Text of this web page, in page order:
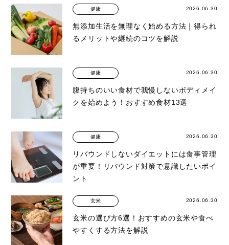
健康 2026.06.30
無添加生活を無理なく始める方法｜得られ
るメリットや継続のコツを解説
健康 2026.06.30
腹持ちのいい食材で我慢しないボディメイ
クを始めよう！おすすめ食材13選
健康 2026.06.30
リバウンドしないダイエットには食事管理
が重要！リバウンド対策で意識したいポイ
ント
玄米 2026.06.30
玄米の選び方6選！おすすめの玄米や食べ
やすくする方法を解説